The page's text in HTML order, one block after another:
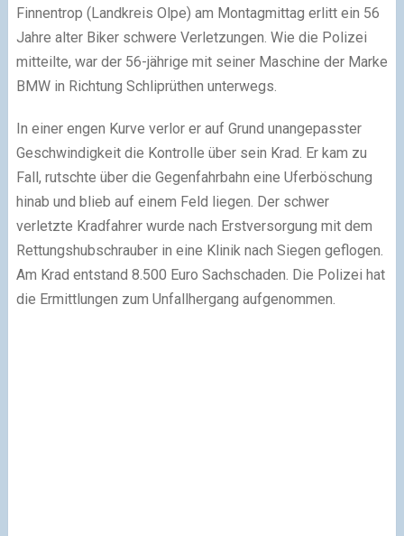
Finnentrop (Landkreis Olpe) am Montagmittag erlitt ein 56
Jahre alter Biker schwere Verletzungen. Wie die Polizei
mitteilte, war der 56-jährige mit seiner Maschine der Marke
BMW in Richtung Schliprüthen unterwegs.
In einer engen Kurve verlor er auf Grund unangepasster
Geschwindigkeit die Kontrolle über sein Krad. Er kam zu
Fall, rutschte über die Gegenfahrbahn eine Uferböschung
hinab und blieb auf einem Feld liegen. Der schwer
verletzte Kradfahrer wurde nach Erstversorgung mit dem
Rettungshubschrauber in eine Klinik nach Siegen geflogen.
Am Krad entstand 8.500 Euro Sachschaden. Die Polizei hat
die Ermittlungen zum Unfallhergang aufgenommen.